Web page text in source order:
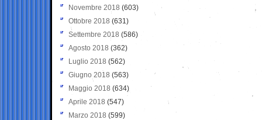
Novembre 2018 (603)
Ottobre 2018 (631)
Settembre 2018 (586)
Agosto 2018 (362)
Luglio 2018 (562)
Giugno 2018 (563)
Maggio 2018 (634)
Aprile 2018 (547)
Marzo 2018 (599)